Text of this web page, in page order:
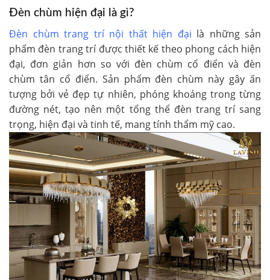
Đèn chùm hiện đại là gì?
Đèn chùm trang trí nội thất hiện đại là những sản
phẩm đèn trang trí được thiết kế theo phong cách hiện
đại, đơn giản hơn so với đèn chùm cổ điển và đèn
chùm tân cổ điển. Sản phẩm đèn chùm này gây ấn
tượng bởi vẻ đẹp tự nhiên, phóng khoáng trong từng
đường nét, tạo nên một tổng thể đèn trang trí sang
trọng, hiện đại và tinh tế, mang tính thẩm mỹ cao.